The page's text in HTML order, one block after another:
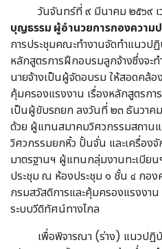
วันจันทร์ที่ ๙ มีนาคม ๒๕๖๙ เว
บุญธรรม ผู้อำนวยการกองความ
การประชุมคณะทำงานจัดทำแนวป
หลักสูตรการฝึกอบรมลูกจ้างซึ่งจ
นายจ้างเป็นผู้จัดอบรม ให้สอดคล้อ
คุ้มครองแรงงาน เรื่องหลักสูตรก
เป็นผู้ขับรถยก ลงวันที่ ๒๓ ธันวา
ด้วย ผู้แทนสมาคมวิศวกรรมสถาน
วิศวกรรมยกหิ้ว ปั้นจั่น และเครื่อ
มาตรฐานฯ ผู้แทนกลุ่มงานทะเบียน
ประชุม ณ ห้องประชุม ๑ ชั้น ๔ กอง
กรมสวัสดิการและคุ้มครองแรงง
ระบบวีดิทัศน์ทางไกล
เพื่อพิจารณา (ร่าง) แนวปฏิบัติ